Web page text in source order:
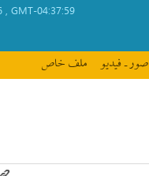
GMT-04:37:59
صور ـ فيديو ملف خاص